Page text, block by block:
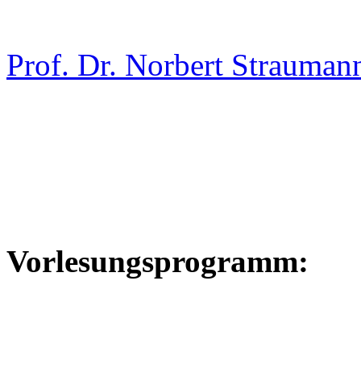
Prof. Dr. Norbert
Vorlesungsprogramm: